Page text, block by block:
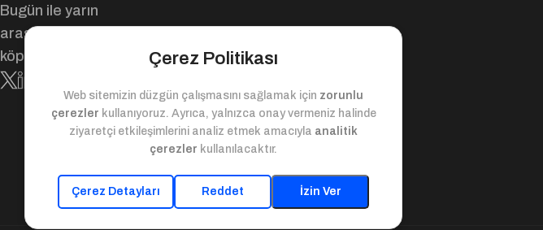
Bugün ile yarın
arasındaki değer
köprüsü!
Çerez Politikası
Web sitemizin düzgün çalışmasını sağlamak için zorunlu
çerezler kullanıyoruz. Ayrıca, yalnızca onay vermeniz halinde
ziyaretçi etkileşimlerini analiz etmek amacıyla analitik
çerezler kullanılacaktır.
Çerez Detayları Reddet İzin Ver